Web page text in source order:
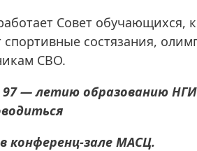
Совет обучающихся,
состязания,
СВО.
97 — летию образованию
конференц-зале МАСЦ.